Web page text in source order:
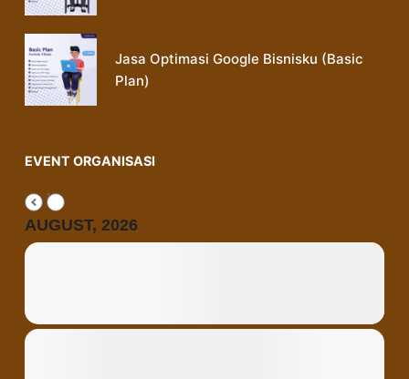
Jasa Optimasi Google Bisnisku (Basic
Plan)
EVENT ORGANISASI
AUGUST, 2026